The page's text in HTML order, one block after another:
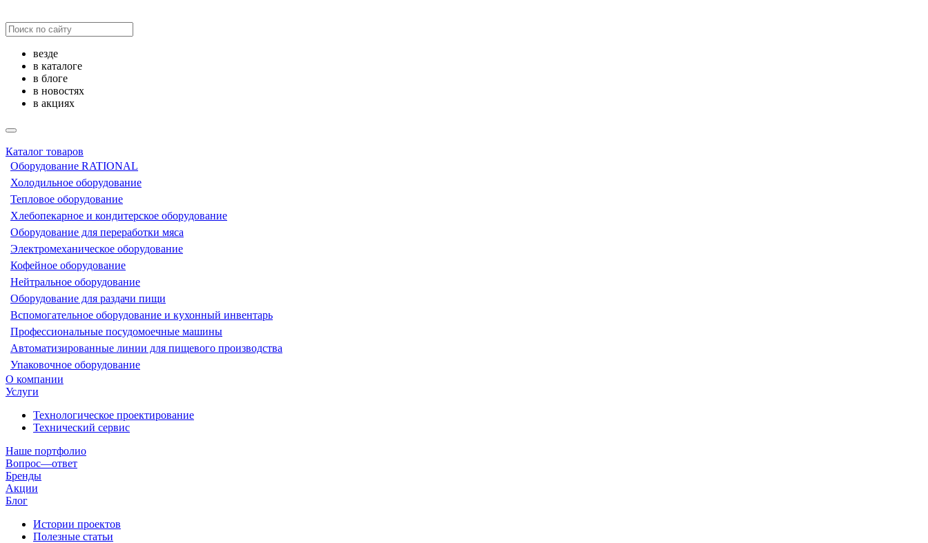
везде
в каталоге
в блоге
в новостях
в акциях
Каталог товаров
Оборудование RATIONAL
Холодильное оборудование
Тепловое оборудование
Хлебопекарное и кондитерское оборудование
Оборудование для переработки мяса
Электромеханическое оборудование
Кофейное оборудование
Нейтральное оборудование
Оборудование для раздачи пищи
Вспомогательное оборудование и кухонный инвентарь
Профессиональные посудомоечные машины
Автоматизированные линии для пищевого производства
Упаковочное оборудование
О компании
Услуги
Технологическое проектирование
Технический сервис
Наше портфолио
Вопрос—ответ
Бренды
Акции
Блог
Истории проектов
Полезные статьи